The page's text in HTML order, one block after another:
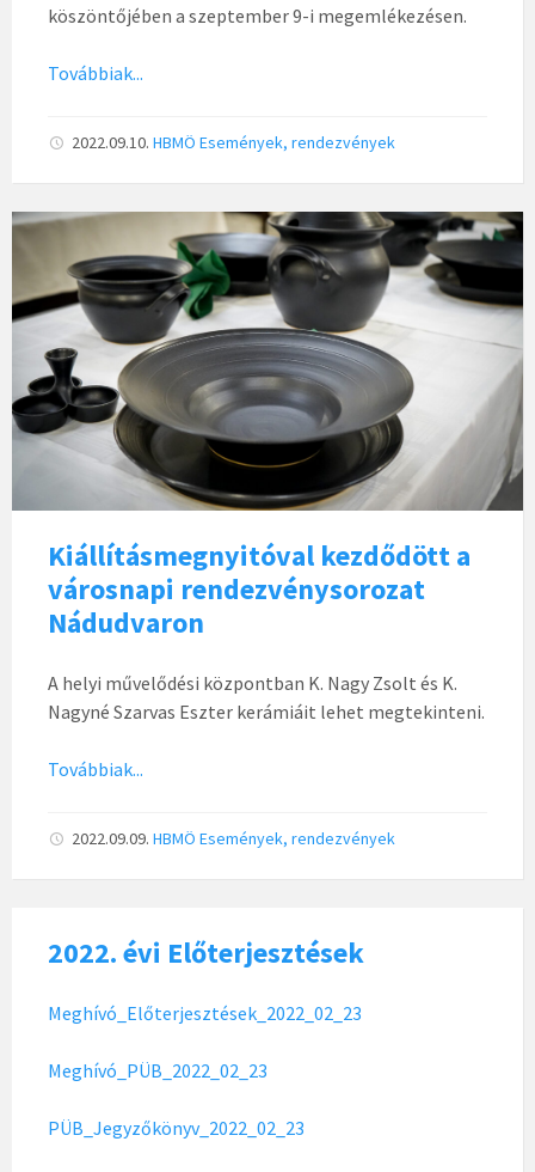
köszöntőjében a szeptember 9-i megemlékezésen.
Továbbiak...
2022.09.10. HBMÖ Események, rendezvények
Kiállításmegnyitóval kezdődött a
városnapi rendezvénysorozat
Nádudvaron
A helyi művelődési központban K. Nagy Zsolt és K.
Nagyné Szarvas Eszter kerámiáit lehet megtekinteni.
Továbbiak...
2022.09.09. HBMÖ Események, rendezvények
2022. évi Előterjesztések
Meghívó_Előterjesztések_2022_02_23
Meghívó_PÜB_2022_02_23
PÜB_Jegyzőkönyv_2022_02_23